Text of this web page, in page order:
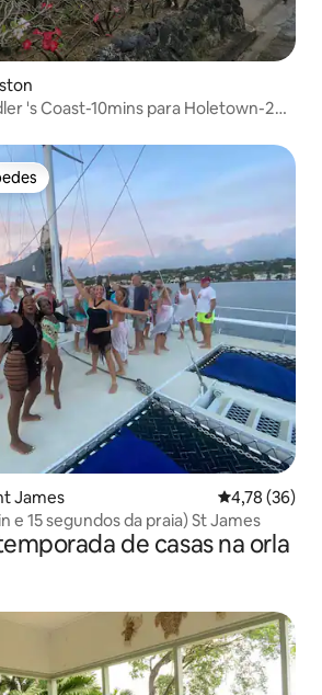
's Coast-10mins para Holetown-2
James 4,78 de uma
4,78 (36)
Crown (1 min e 15 segundos da praia) St James
de casas na orla